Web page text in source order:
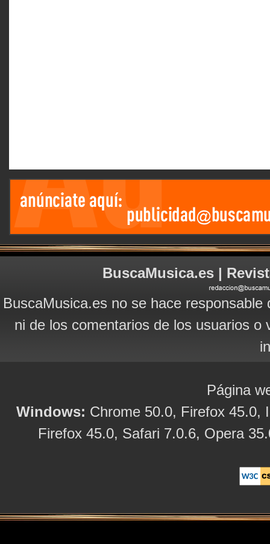
BuscaMusica.es |
BuscaMusica.es no se hace
ni de los comentarios de los usuarios
Página
Windows: Chrome 50.0, Firefox 45.0,
Firefox 45.0, Safari 7.0.6, Opera